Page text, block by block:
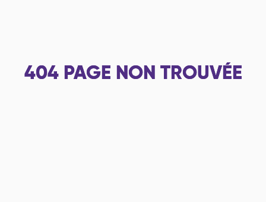
404 PAGE NON TROUVÉE